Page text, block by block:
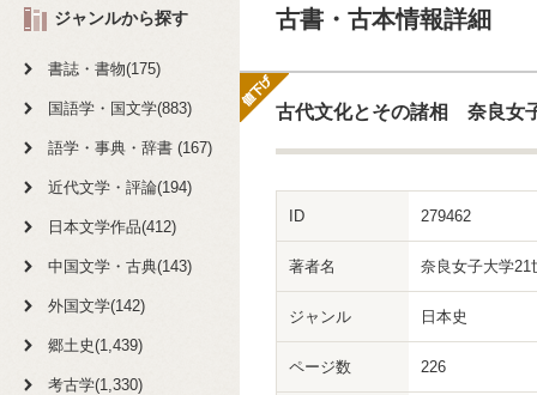
ジャンルから探す
書誌・書物(175)
国語学・国文学(883)
語学・事典・辞書 (167)
近代文学・評論(194)
日本文学作品(412)
中国文学・古典(143)
外国文学(142)
郷土史(1,439)
考古学(1,330)
古書・古本情報詳細
古代文化とその諸相 奈良女
ID 279462
著者名 奈良女子大学21
ジャンル 日本史
ページ数 226